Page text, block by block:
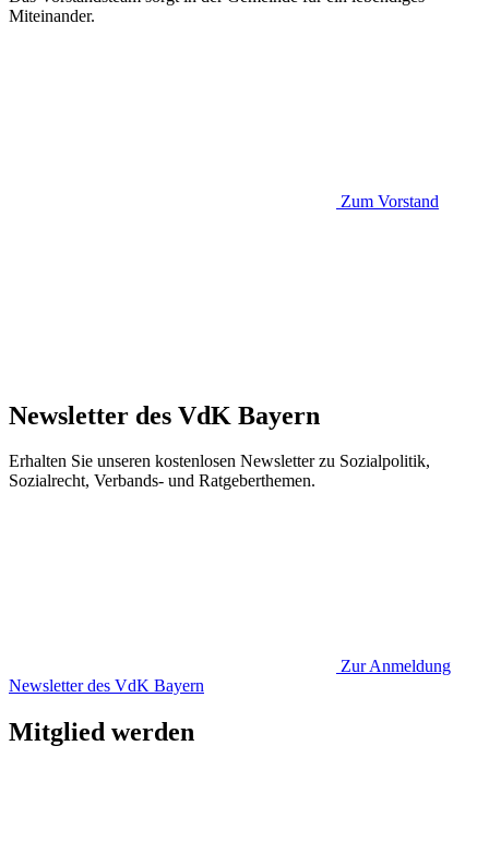
Miteinander.
Zum Vorstand
Newsletter des VdK Bayern
Erhalten Sie unseren kostenlosen Newsletter zu Sozialpolitik,
Sozialrecht, Verbands- und Ratgeberthemen.
Zur Anmeldung
Newsletter des VdK Bayern
Mitglied werden